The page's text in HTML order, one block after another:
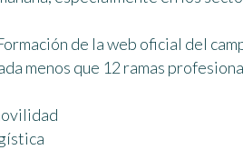
de la web oficial del
menos que 12 ramas